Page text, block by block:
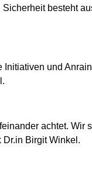
besteht
und
achtet. Wir
Birgit Winkel.